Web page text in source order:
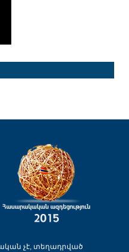
չէ, տեղադրված